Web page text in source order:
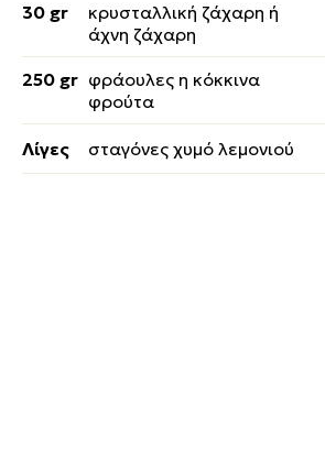
30 gr
κρυσταλλική ζάχαρη ή
άχνη ζάχαρη
250 gr φράουλες η κόκκινα
φρούτα
Λίγες σταγόνες χυμό λεμονιού